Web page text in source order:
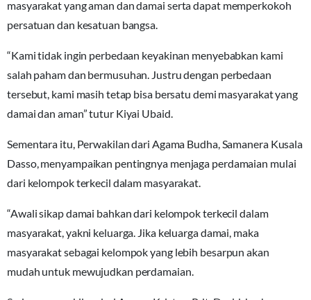
masyarakat yang aman dan damai serta dapat memperkokoh
persatuan dan kesatuan bangsa.
“Kami tidak ingin perbedaan keyakinan menyebabkan kami
salah paham dan bermusuhan. Justru dengan perbedaan
tersebut, kami masih tetap bisa bersatu demi masyarakat yang
damai dan aman” tutur Kiyai Ubaid.
Sementara itu, Perwakilan dari Agama Budha, Samanera Kusala
Dasso, menyampaikan pentingnya menjaga perdamaian mulai
dari kelompok terkecil dalam masyarakat.
“Awali sikap damai bahkan dari kelompok terkecil dalam
masyarakat, yakni keluarga. Jika keluarga damai, maka
masyarakat sebagai kelompok yang lebih besarpun akan
mudah untuk mewujudkan perdamaian.